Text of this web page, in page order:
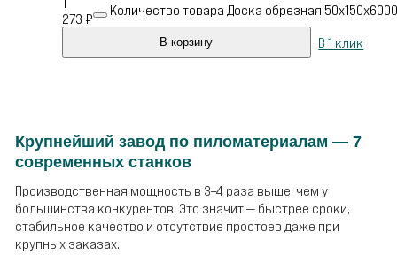
273 ₽
Количество товара Доска обрезная
В корзину В 1 клик
Крупнейший завод по пиломатериалам — 7
современных станков
Производственная мощность в 3–4 раза выше, чем у
большинства конкурентов. Это значит — быстрее сроки,
стабильное качество и отсутствие простоев даже при
крупных заказах.